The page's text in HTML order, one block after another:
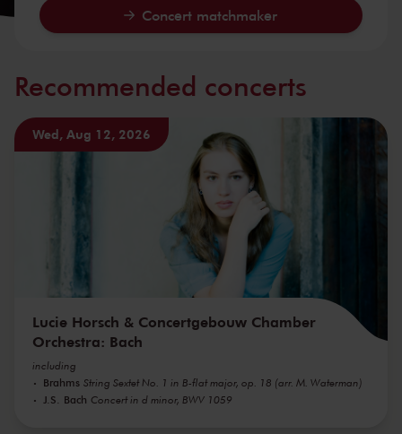
Concert matchmaker
Recommended concerts
Wed, Aug 12, 2026
Lucie Horsch & Concertgebouw Chamber
Orchestra: Bach
including
Brahms String Sextet No. 1 in B-flat major, op. 18 (arr. M. Waterman)
J.S. Bach Concert in d minor, BWV 1059